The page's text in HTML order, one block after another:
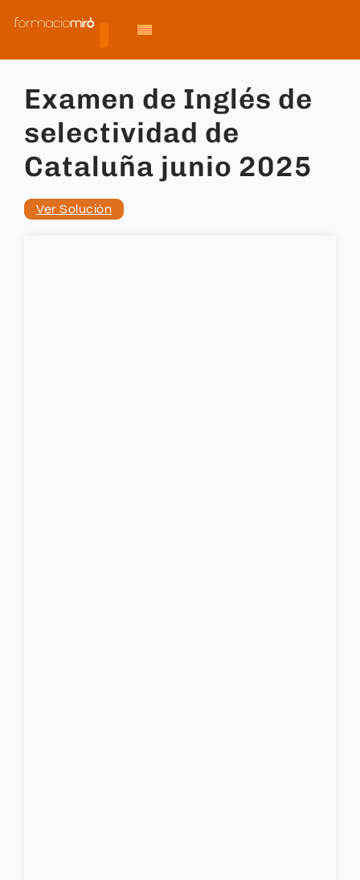
Examen de Inglés de
selectividad de
Cataluña junio 2025
Ver Solución